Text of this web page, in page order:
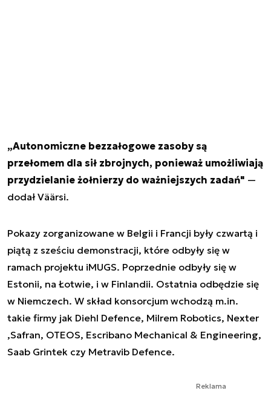
„Autonomiczne bezzałogowe zasoby są
przełomem dla sił zbrojnych, ponieważ umożliwiają
przydzielanie żołnierzy do ważniejszych zadań" —
dodał Väärsi.
Pokazy zorganizowane w Belgii i Francji były czwartą i
piątą z sześciu demonstracji, które odbyły się w
ramach projektu iMUGS. Poprzednie odbyły się w
Estonii, na Łotwie, i w Finlandii. Ostatnia odbędzie się
w Niemczech. W skład konsorcjum wchodzą m.in.
takie firmy jak Diehl Defence, Milrem Robotics, Nexter
,Safran, OTEOS, Escribano Mechanical & Engineering,
Saab Grintek czy Metravib Defence.
Reklama